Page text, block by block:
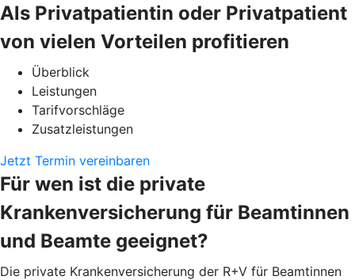
Als Privatpatientin oder Privatpatient
von vielen Vorteilen profitieren
Überblick
Leistungen
Tarifvorschläge
Zusatzleistungen
Jetzt Termin vereinbaren
Für wen ist die private
Krankenversicherung für Beamtinnen
und Beamte geeignet?
Die private Krankenversicherung der R+V für Beamtinnen